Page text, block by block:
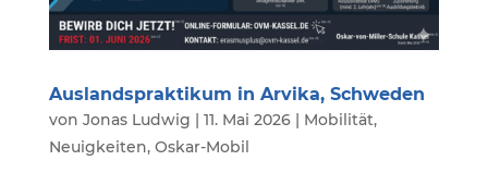
Auslandspraktikum in Arvika, Schweden
von Jonas Ludwig | 11. Mai 2026| Mobilität,
Neuigkeiten, Oskar-Mobil